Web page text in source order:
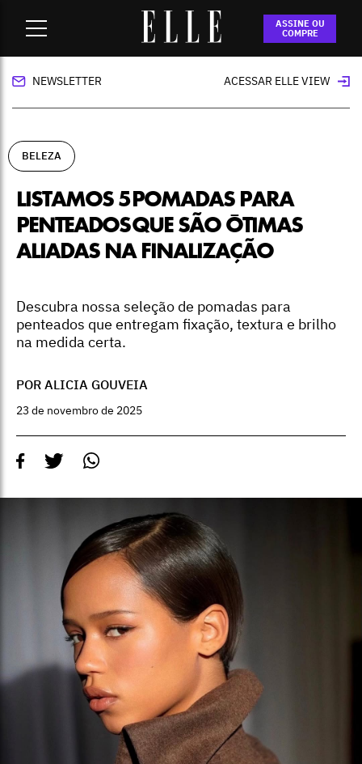
ASSINE OU
COMPRE
Listamos 5 pomadas para penteados que são
ótimas aliadas na finalização
NEWSLETTER ACESSAR ELLE VIEW
BELEZA
LISTAMOS 5 POMADAS PARA
PENTEADOS QUE SÃO ÓTIMAS
ALIADAS NA FINALIZAÇÃO
Descubra nossa seleção de pomadas para
penteados que entregam fixação, textura e brilho
na medida certa.
POR ALICIA GOUVEIA
23 de novembro de 2025